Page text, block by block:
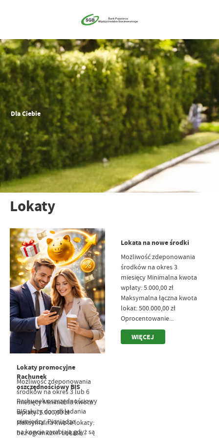
Dla Ciebie
Lokaty
Lokaty promocyjne
Możliwość zdeponowania
środków na okres 3 lub 6
miesięcy Minimalna kwota
wpłaty: 5.000,00 zł
Maksymalna kwota lokaty:
bez ograniczeń Lokata...
Lokata na nowe środki
Możliwość zdeponowania
środków na okres 3
miesięcy Minimalna kwota
wpłaty: 5.000,00 zł
Maksymalna łączna kwota
lokat: 500.000,00 zł
Oprocentowanie...
WIĘCEJ
Rachunek
oszczędnościowy BIS
Rachunek oszczędnościowy
BIS służy do odkładania
pieniędzy. Pieniądze
na koncie zarabiają gdyż są